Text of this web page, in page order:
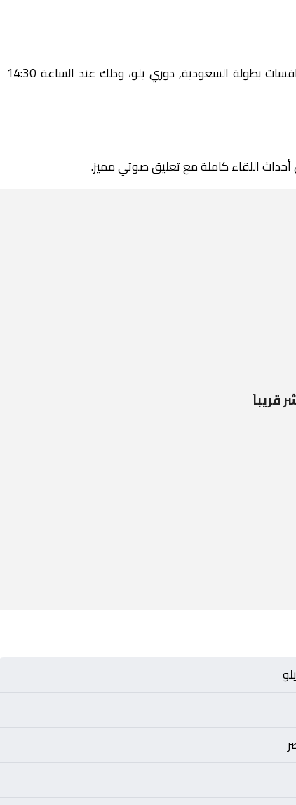
يستضيف اليوم 2026-01-12 لقاءً مرتقبًا يجمع بين العربي و الجبلين ضمن منافسات بطولة السعودية, دوري يلو، وذلك عند الساعة 14:30
أحداث اللقاء كاملة مع تعليق صوتي مميز.
قريباً